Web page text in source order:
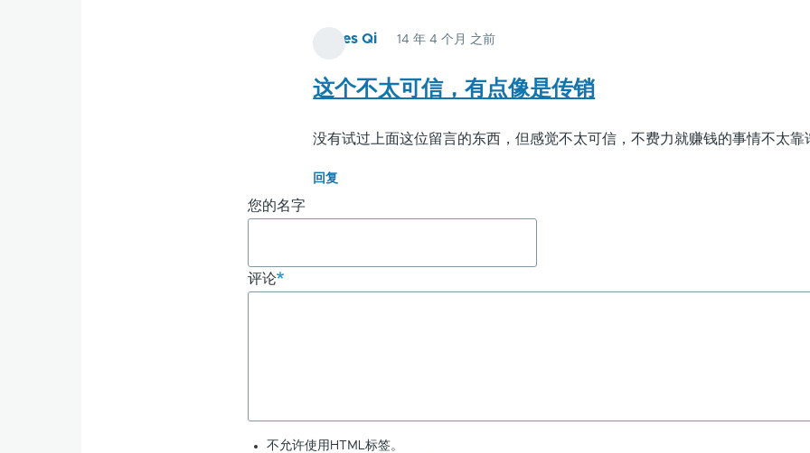
James Qi 14 年 4 个月 之前
(未
验
adsense
架
自
这个不太可信，有点像是传销
没有试过上面这位留言的东西，但感觉不太可信，不费力就赚钱的事情不太靠
回复
您的名字
评论
不允许使用HTML标签。